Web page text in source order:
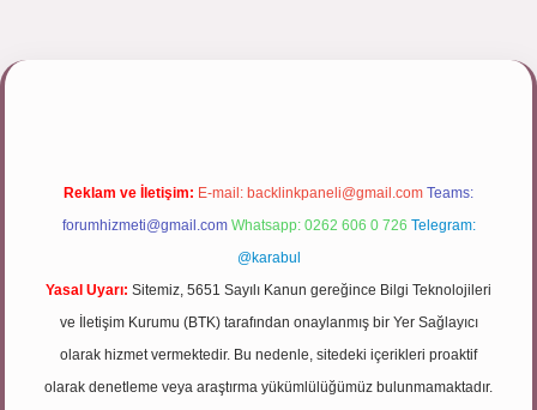
Reklam ve İletişim: E-mail: backlinkpaneli@gmail.com Teams:
forumhizmeti@gmail.com Whatsapp: 0262 606 0 726 Telegram:
@karabul
Yasal Uyarı: Sitemiz, 5651 Sayılı Kanun gereğince Bilgi Teknolojileri
ve İletişim Kurumu (BTK) tarafından onaylanmış bir Yer Sağlayıcı
olarak hizmet vermektedir. Bu nedenle, sitedeki içerikleri proaktif
olarak denetleme veya araştırma yükümlülüğümüz bulunmamaktadır.